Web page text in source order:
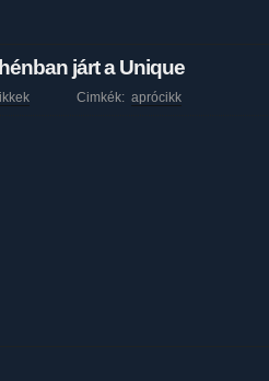
járt a Unique
Cimkék: aprócikk